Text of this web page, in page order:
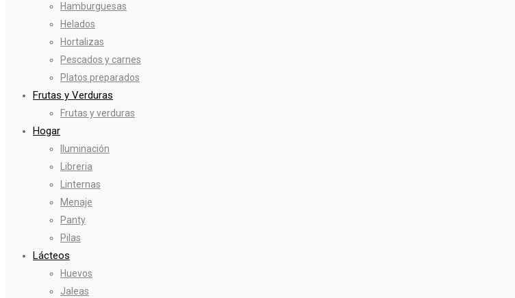
Hamburguesas
Helados
Hortalizas
Pescados y carnes
Platos preparados
Frutas y Verduras
Frutas y verduras
Hogar
Iluminación
Libreria
Linternas
Menaje
Panty
Pilas
Lácteos
Huevos
Jaleas